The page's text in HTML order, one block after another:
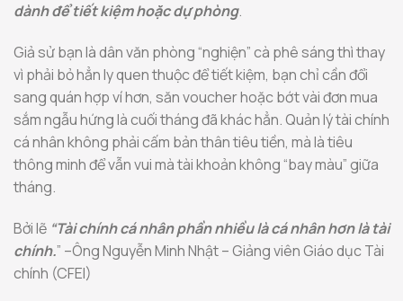
dành để tiết kiệm hoặc dự phòng.
Giả sử bạn là dân văn phòng “nghiện” cà phê sáng thì thay
vì phải bỏ hẳn ly quen thuộc để tiết kiệm, bạn chỉ cần đổi
sang quán hợp ví hơn, săn voucher hoặc bớt vài đơn mua
sắm ngẫu hứng là cuối tháng đã khác hẳn. Quản lý tài chính
cá nhân không phải cấm bản thân tiêu tiền, mà là tiêu
thông minh để vẫn vui mà tài khoản không “bay màu” giữa
tháng.
Bởi lẽ “Tài chính cá nhân phần nhiều là cá nhân hơn là tài
chính.” –Ông Nguyễn Minh Nhật – Giảng viên Giáo dục Tài
chính (CFEI)